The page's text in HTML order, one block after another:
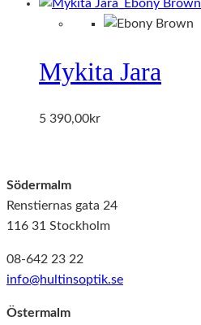
Mykita Jara
5 390,00kr
Södermalm
Renstiernas gata 24
116 31 Stockholm
08-642 23 22
info@hultinsoptik.se
Östermalm